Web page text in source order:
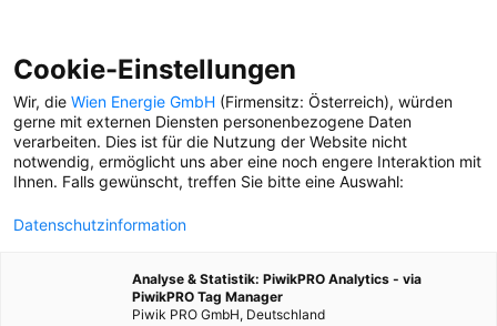
KONDITOREI
Influencer – und er mag
Süßes. Wir haben ihn in
einer Konditorei aushelfen
Cookie-Einstellungen
Wir, die Wien Energie GmbH (Firmensitz: Österreich), würden
gerne mit externen Diensten personenbezogene Daten
verarbeiten. Dies ist für die Nutzung der Website nicht
notwendig, ermöglicht uns aber eine noch engere Interaktion mit
Ihnen. Falls gewünscht, treffen Sie bitte eine Auswahl:
Datenschutzinformation
Analyse & Statistik: PiwikPRO Analytics - via
PiwikPRO Tag Manager
Piwik PRO GmbH, Deutschland